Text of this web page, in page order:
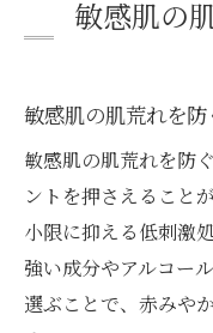
肌荒れ用美
肌荒れ・
基準
肌荒れ時も安
肌荒れ時
肌が荒れて
敏感肌の
敏感肌の肌荒れを
敏感肌の肌荒れを防
ントを押さえること
小限に抑える低刺激
強い成分やアルコー
選ぶことで、赤みや